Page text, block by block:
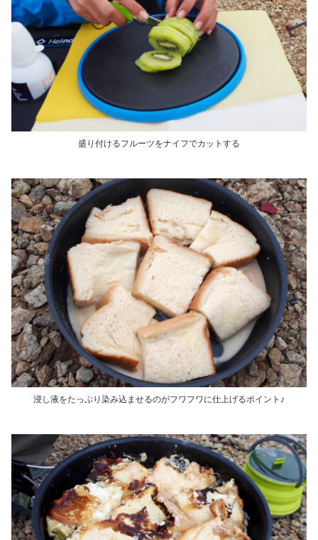
盛り付けるフルーツをナイフでカットする
浸し液をたっぷり染み込ませるのがフワフワに仕上げるポイント♪